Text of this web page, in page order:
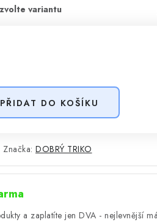
PŘIDAT DO KOŠÍKU
Značka: DOBRÝ TRIKO
a zaplatíte jen DVA - nejlevnější